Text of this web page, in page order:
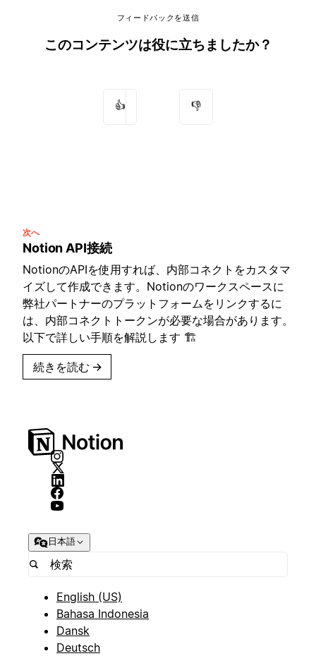
フィードバックを送信
このコンテンツは役に立ちましたか？
👍 👎
次へ
Notion API接続
NotionのAPIを使用すれば、内部コネクトをカスタマ
イズして作成できます。Notionのワークスペースに
弊社パートナーのプラットフォームをリンクするに
は、内部コネクトトークンが必要な場合があります。
以下で詳しい手順を解説します 🏗
続きを読む →
日本語
English (US)
Bahasa Indonesia
Dansk
Deutsch